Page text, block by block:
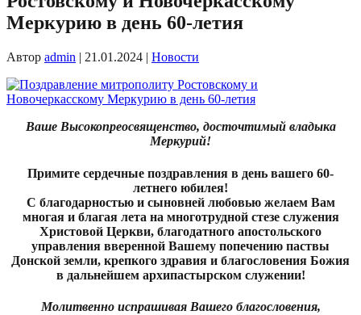
Меркурию в день 60-летия
Автор admin | 21.01.2024 | Новости
Ваше Высокопреосвященство, досточтимый владыка
Меркурий!
Примите сердечные поздравления в день вашего 60-
летнего юбилея!
С благодарностью и сыновней любовью желаем Вам
многая и благая лета на многотрудной стезе служения
Христовой Церкви, благодатного апостольского
управления вверенной Вашему попечению паствы
Донской земли, крепкого здравия и благословения Божия
в дальнейшем архипастырском служении!
Молитвенно испрашивая Вашего благословения,